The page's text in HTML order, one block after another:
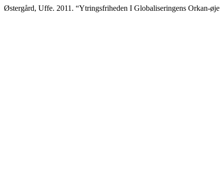
Østergård, Uffe. 2011. “Ytringsfriheden I Globaliseringens Orkan-